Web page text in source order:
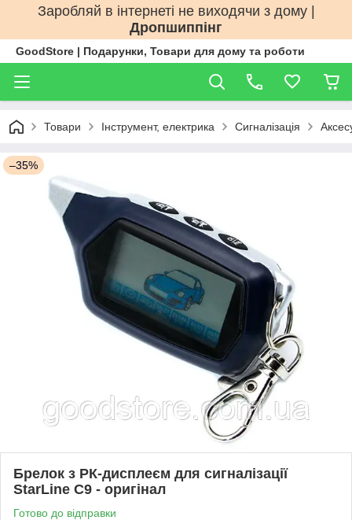
Заробляй в інтернеті не виходячи з дому |
Дропшиппінг
GoodStore | Подарунки, Товари для дому та роботи
Товари Інструмент, електрика Сигналізація
–35%
Брелок з РК-дисплеєм для сигналізації
StarLine C9 - оригінал
Готово до відправки